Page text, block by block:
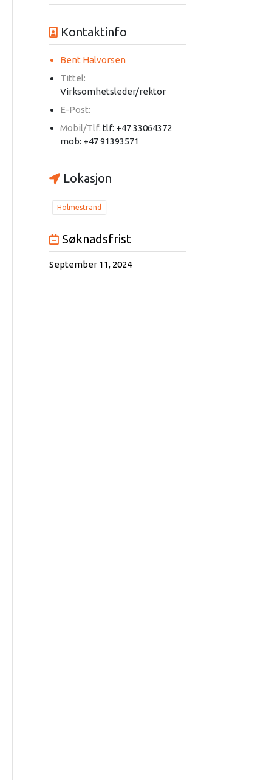
Kontaktinfo
Bent Halvorsen
Tittel:
Virksomhetsleder/rektor
E-Post:
Mobil/Tlf: tlf: +47 33064372
mob: +47 91393571
Lokasjon
Holmestrand
Søknadsfrist
September 11, 2024